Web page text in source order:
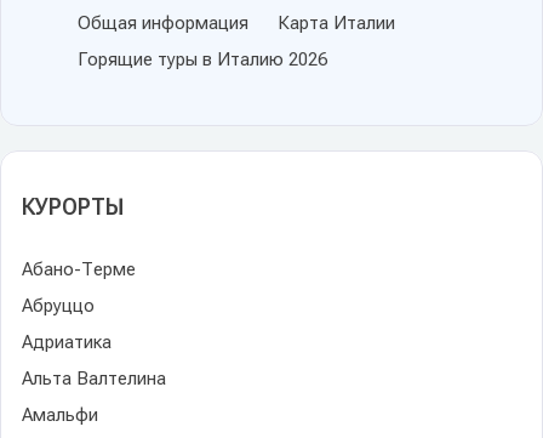
Общая информация
Карта Италии
Горящие туры в Италию 2026
КУРОРТЫ
Абано-Терме
Абруццо
Адриатика
Альта Валтелина
Амальфи